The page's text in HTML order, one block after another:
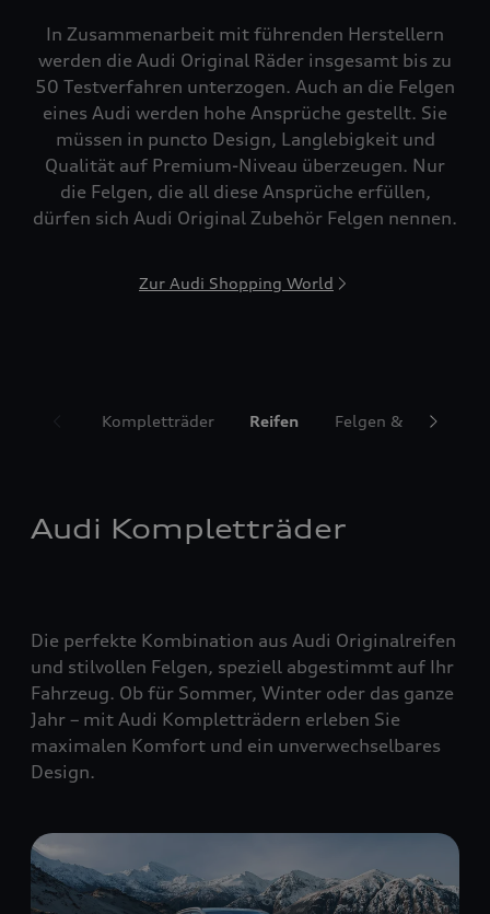
In Zusammenarbeit mit führenden Herstellern
werden die Audi Original Räder insgesamt bis zu
50 Testverfahren unterzogen. Auch an die Felgen
eines Audi werden hohe Ansprüche gestellt. Sie
müssen in puncto Design, Langlebigkeit und
Qualität auf Premium-Niveau überzeugen. Nur
die Felgen, die all diese Ansprüche erfüllen,
dürfen sich Audi Original Zubehör Felgen nennen.
Zur Audi Shopping World
Kompletträder Reifen Felgen &
Audi Kompletträder
Die perfekte Kombination aus Audi Originalreifen
und stilvollen Felgen, speziell abgestimmt auf Ihr
Fahrzeug. Ob für Sommer, Winter oder das ganze
Jahr – mit Audi Kompletträdern erleben Sie
maximalen Komfort und ein unverwechselbares
Design.